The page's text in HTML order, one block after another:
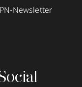
Newsletter